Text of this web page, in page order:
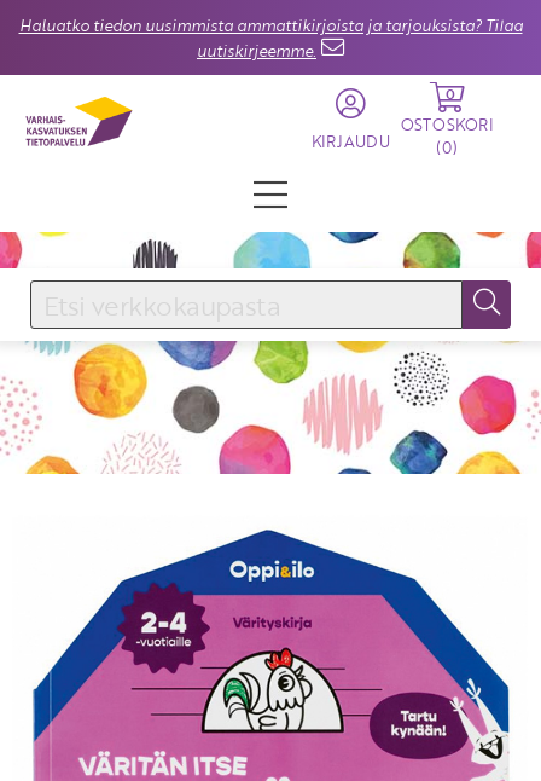
Haluatko tiedon uusimmista ammattikirjoista ja tarjouksista? Tilaa
uutiskirjeemme.
KIRJAUDU
0
OSTOSKORI
(0)
KIRJAUDU SISÄÄN
Käyttäjätunnus
Salasana
KIRJAUDU SISÄÄN
Etkö ole vielä Varhaiskasvatuksen Tietopalvelun
jäsen?
Liity tästä!